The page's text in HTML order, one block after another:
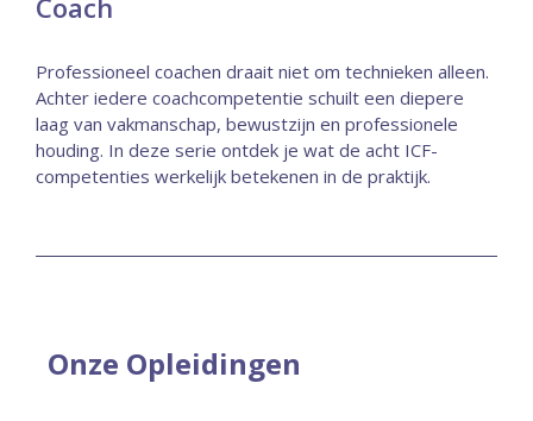
Coach
Professioneel coachen draait niet om technieken alleen.
Achter iedere coachcompetentie schuilt een diepere
laag van vakmanschap, bewustzijn en professionele
houding. In deze serie ontdek je wat de acht ICF-
competenties werkelijk betekenen in de praktijk.
Onze Opleidingen